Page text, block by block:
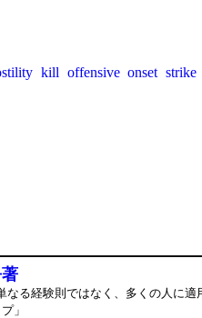
kill offensive onset strike
なる経験則ではなく、多くの人に
」